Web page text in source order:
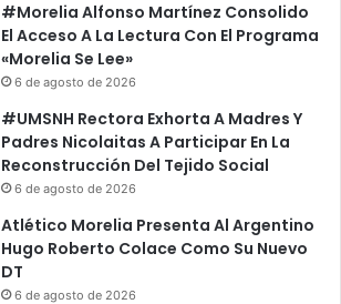
#Morelia Alfonso Martínez Consolido
El Acceso A La Lectura Con El Programa
«Morelia Se Lee»
6 de agosto de 2026
#UMSNH Rectora Exhorta A Madres Y
Padres Nicolaitas A Participar En La
Reconstrucción Del Tejido Social
6 de agosto de 2026
Atlético Morelia Presenta Al Argentino
Hugo Roberto Colace Como Su Nuevo
DT
6 de agosto de 2026